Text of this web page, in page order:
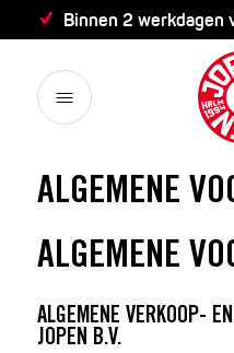
Binnen 2 werkdagen
ALGEMENE
ALGEMENE
ALGEMENE VERKOOP-
JOPEN B.V.